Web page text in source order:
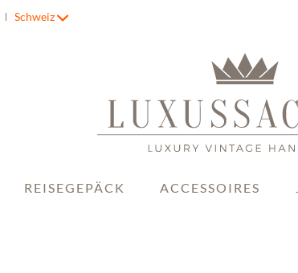
Schweiz
REISEGEPÄCK ACCESSOIRES